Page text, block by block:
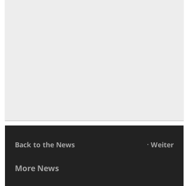
Back to the News · Weiter
More News